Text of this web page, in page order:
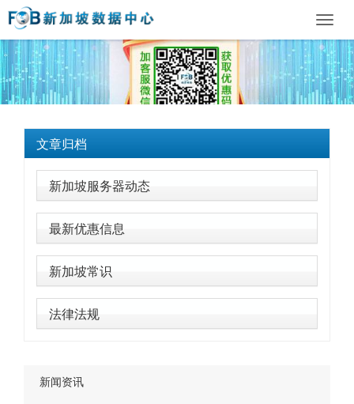
文章归档
新加坡服务器动态
最新优惠信息
新加坡常识
法律法规
新闻资讯